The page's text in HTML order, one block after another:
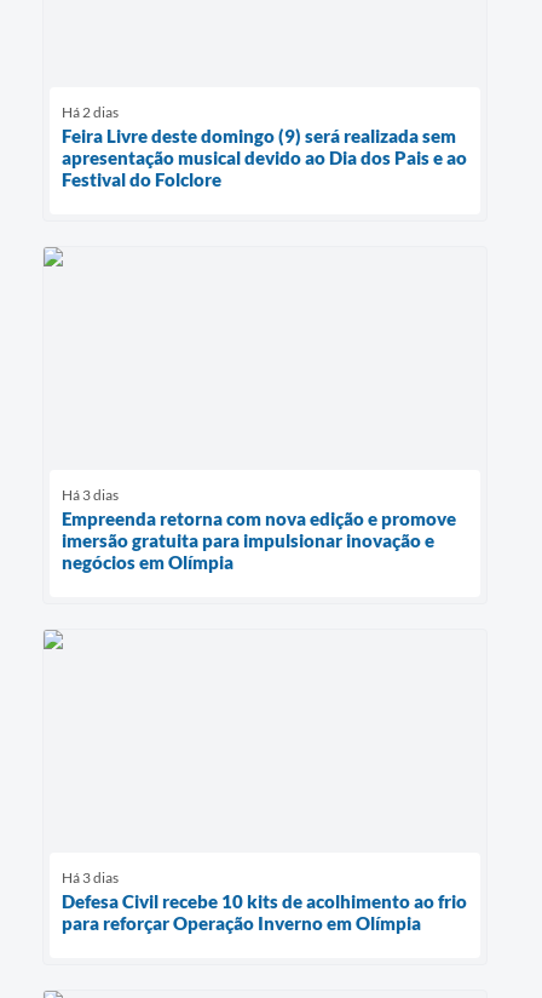
Há 2 dias
Feira Livre deste domingo (9) será realizada sem
apresentação musical devido ao Dia dos Pais e ao
Festival do Folclore
Há 3 dias
Empreenda retorna com nova edição e promove
imersão gratuita para impulsionar inovação e
negócios em Olímpia
Há 3 dias
Defesa Civil recebe 10 kits de acolhimento ao frio
para reforçar Operação Inverno em Olímpia